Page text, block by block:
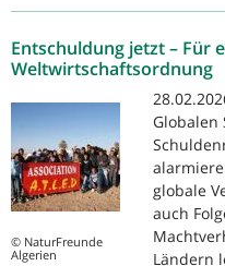
Entschuldung jetzt – Für
Weltwirtschaftsordnung
© NaturFreunde
Algerien
Globalen
globale
auch
Ländern